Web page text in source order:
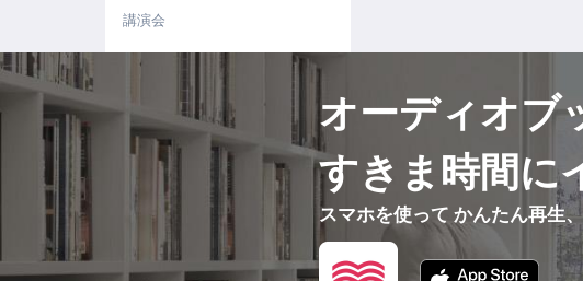
講演会
オーディオブ
すきま時間に
スマホを使って かんたん再生